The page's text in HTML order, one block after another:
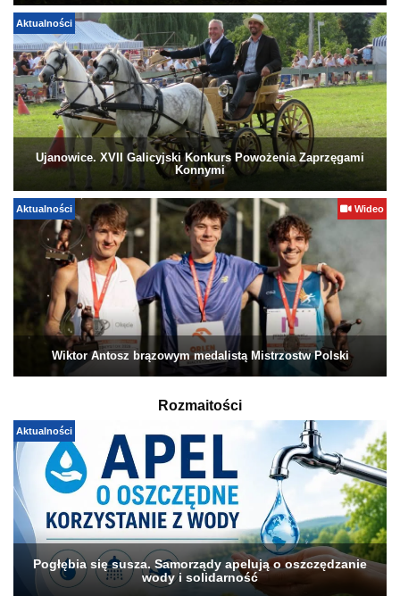
Aktualności
Ujanowice. XVII Galicyjski Konkurs Powożenia Zaprzęgami
Konnymi
Aktualności Wideo
Wiktor Antosz brązowym medalistą Mistrzostw Polski
Rozmaitości
Aktualności
Pogłębia się susza. Samorządy apelują o oszczędzanie
wody i solidarność